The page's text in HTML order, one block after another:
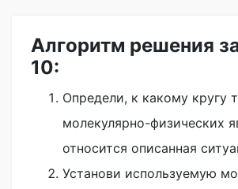
Алгоритм решения
10:
Определи, к какому кругу
молекулярно-физических
относится описанная
Установи используемую